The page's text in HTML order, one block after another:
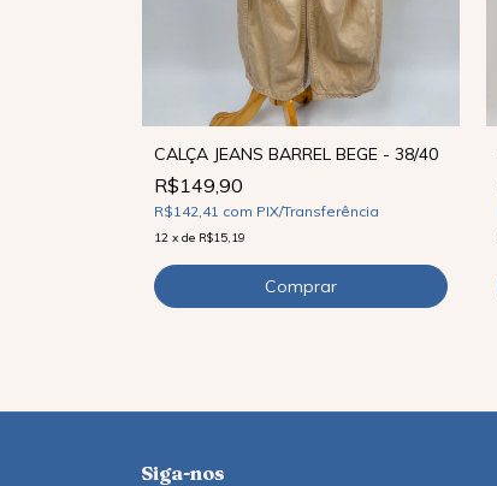
CALÇA JEANS BARREL BEGE - 38/40
R$149,90
R$142,41 com PIX/Transferência
12 x de R$15,19
Siga-nos